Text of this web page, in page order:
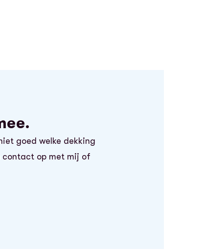
goed welke dekking
contact op met mij of